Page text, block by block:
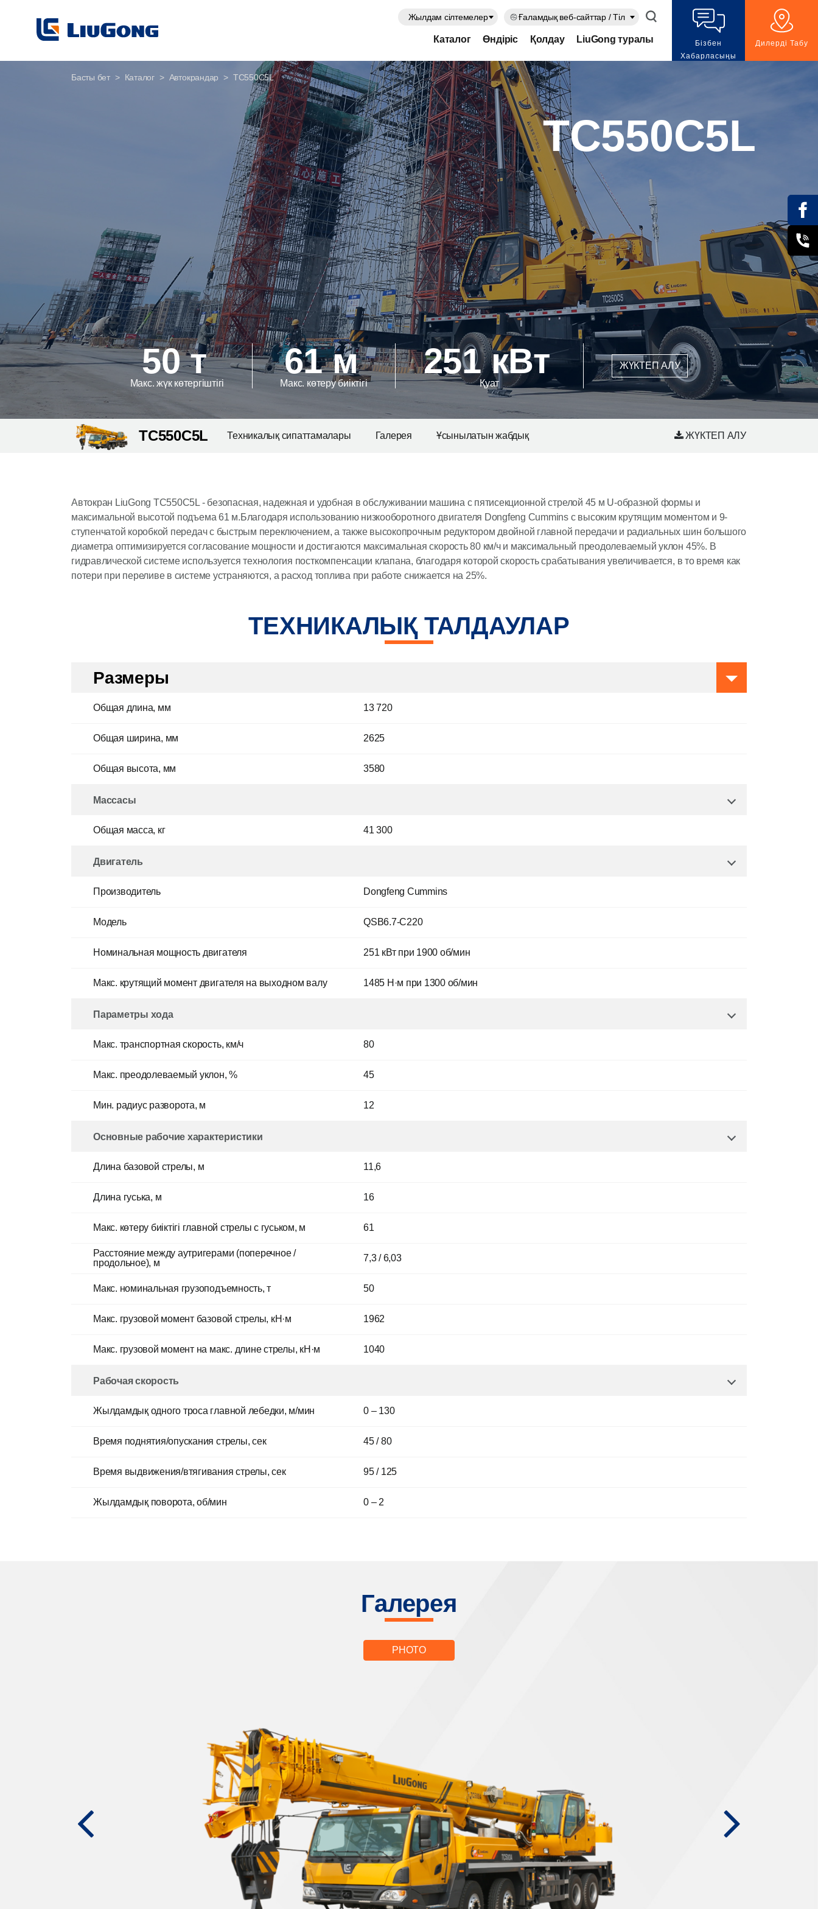
Жылдам сілтемелер Ғаламдық веб-сайттар / Тіл
Каталог Өндіріс Қолдау LiuGong туралы
Бізбен
Хабарласыңы
Дилерді Табу
TC550C5L
50 т
Макс. жүк көтергіштігі
61 м
Макс. көтеру биіктігі
251 кВт
Қуат
ЖҮКТЕП АЛУ
Басты бет Каталог Автокрандар TC550C5L
TC550C5L Техникалық сипаттамалары Галерея Ұсынылатын жабдық ЖҮКТЕП АЛУ
Автокран LiuGong TC550C5L - безопасная, надежная и удобная в обслуживании машина с пятисекционной стрелой 45 м U-образной формы и
максимальной высотой подъема 61 м.Благодаря использованию низкооборотного двигателя Dongfeng Cummins с высоким крутящим моментом и 9-
ступенчатой коробкой передач с быстрым переключением, а также высокопрочным редуктором двойной главной передачи и радиальных шин большого
диаметра оптимизируется согласование мощности и достигаются максимальная скорость 80 км/ч и максимальный преодолеваемый уклон 45%. В
гидравлической системе используется технология посткомпенсации клапана, благодаря которой скорость срабатывания увеличивается, в то время как
потери при переливе в системе устраняются, а расход топлива при работе снижается на 25%.
ТЕХНИКАЛЫҚ ТАЛДАУЛАР
Размеры
Общая длина, мм 13 720
Общая ширина, мм 2625
Общая высота, мм 3580
Массасы
Общая масса, кг 41 300
Двигатель
Производитель Dongfeng Cummins
Модель QSB6.7-C220
Номинальная мощность двигателя 251 кВт при 1900 об/мин
Макс. крутящий момент двигателя на выходном валу 1485 Н·м при 1300 об/мин
Параметры хода
Макс. транспортная скорость, км/ч 80
Макс. преодолеваемый уклон, % 45
Мин. радиус разворота, м 12
Основные рабочие характеристики
Длина базовой стрелы, м 11,6
Длина гуська, м 16
Макс. көтеру биіктігі главной стрелы с гуськом, м 61
Расстояние между аутригерами (поперечное /
продольное), м
7,3 / 6,03
Макс. номинальная грузоподъемность, т 50
Макс. грузовой момент базовой стрелы, кН·м 1962
Макс. грузовой момент на макс. длине стрелы, кН·м 1040
Рабочая скорость
Жылдамдық одного троса главной лебедки, м/мин 0 – 130
Время поднятия/опускания стрелы, сек 45 / 80
Время выдвижения/втягивания стрелы, сек 95 / 125
Жылдамдық поворота, об/мин 0 – 2
Галерея
PHOTO